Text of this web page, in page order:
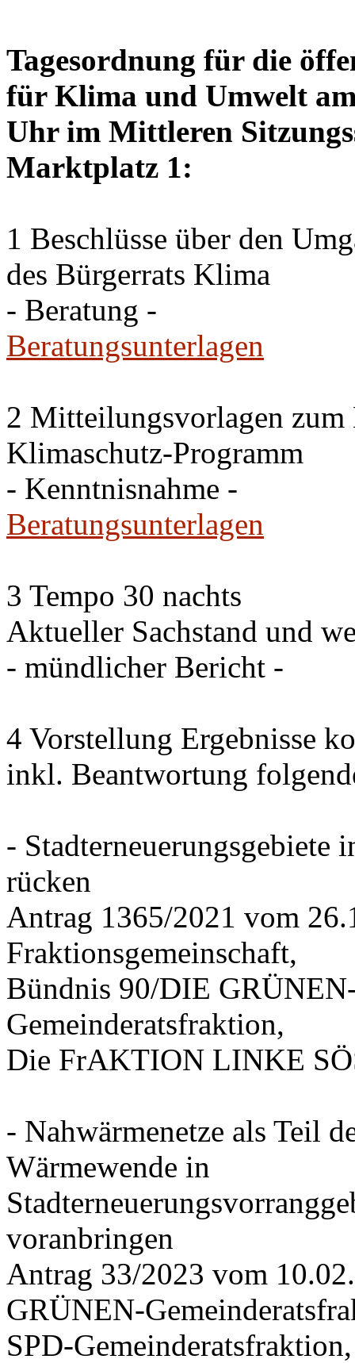
Tagesordnung für die
für Klima und Umwelt
Uhr im Mittleren
Marktplatz 1:
1 Beschlüsse über den
des Bürgerrats Klima
- Beratung -
Beratungsunterlagen
2 Mitteilungsvorlagen zum
Klimaschutz-Programm
- Kenntnisnahme -
Beratungsunterlagen
3 Tempo 30 nachts
Aktueller Sachstand und
- mündlicher Bericht -
4 Vorstellung Ergebnisse
inkl. Beantwortung
- Stadterneuerungsgebiete
rücken
Antrag 1365/2021 vom
Fraktionsgemeinschaft,
Bündnis 90/DIE
Gemeinderatsfraktion,
Die FrAKTION LINKE
- Nahwärmenetze als Teil
Wärmewende in
voranbringen
Antrag 33/2023 vom
GRÜNEN-
SPD-